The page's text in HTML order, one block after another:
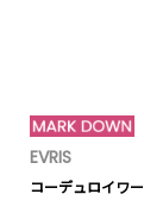
EVRIS
コーデュロイワ